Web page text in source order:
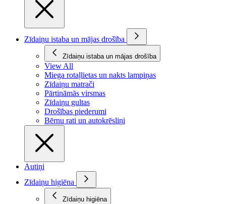
Zīdaiņu istaba un mājas drošība
Zīdaiņu istaba un mājas drošība
View All
Miega rotaļlietas un nakts lampiņas
Zīdaiņu matrači
Pārtināmās virsmas
Zīdaiņu gultas
Drošības piederumi
Bērnu rati un autokrēsliņi
Autiņi
Zīdaiņu higiēna
Zīdaiņu higiēna